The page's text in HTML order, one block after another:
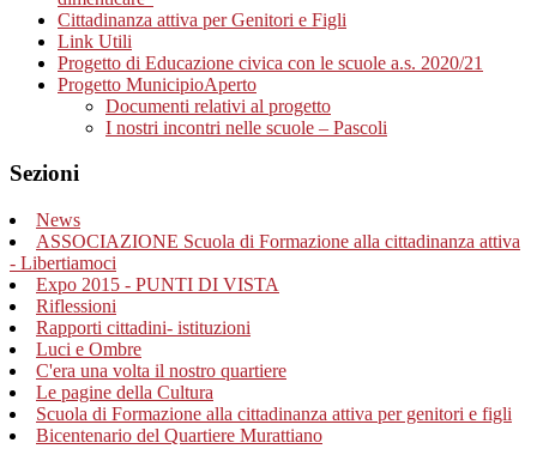
Cittadinanza attiva per Genitori e Figli
Link Utili
Progetto di Educazione civica con le scuole a.s. 2020/21
Progetto MunicipioAperto
Documenti relativi al progetto
I nostri incontri nelle scuole – Pascoli
Sezioni
News
ASSOCIAZIONE Scuola di Formazione alla cittadinanza attiva
- Libertiamoci
Expo 2015 - PUNTI DI VISTA
Riflessioni
Rapporti cittadini- istituzioni
Luci e Ombre
C'era una volta il nostro quartiere
Le pagine della Cultura
Scuola di Formazione alla cittadinanza attiva per genitori e figli
Bicentenario del Quartiere Murattiano